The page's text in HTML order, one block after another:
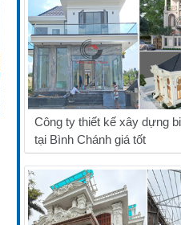
Công ty thiết kế xây dựng
tại Bình Chánh giá tốt